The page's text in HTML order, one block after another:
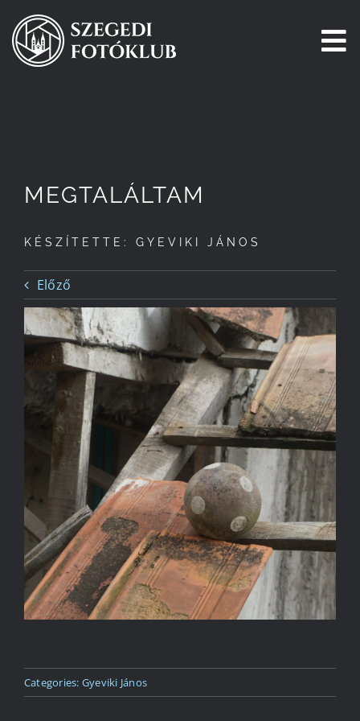
Kihagyás
Pályázatok
Tagjaink
Csatlakozz!
Történetünk
Kapcsolat
MEGTALÁLTAM
KÉSZÍTETTE: GYEVIKI JÁNOS
Előző
Categories: Gyeviki János